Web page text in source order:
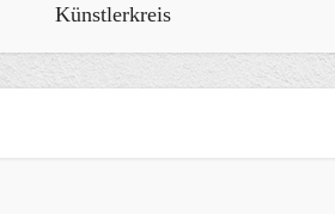
Künstlerkreis